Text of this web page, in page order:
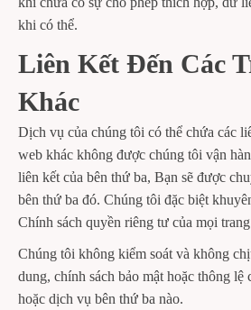
khi có thể.
Liên Kết Đến Các
Khác
Dịch vụ của chúng tôi có thể chứa các
web khác không được chúng tôi vận
liên kết của bên thứ ba, Bạn sẽ được
bên thứ ba đó. Chúng tôi đặc biệt
Chính sách quyền riêng tư của mọi
Chúng tôi không kiểm soát và không
dung, chính sách bảo mật hoặc thông lệ
hoặc dịch vụ bên thứ ba nào.